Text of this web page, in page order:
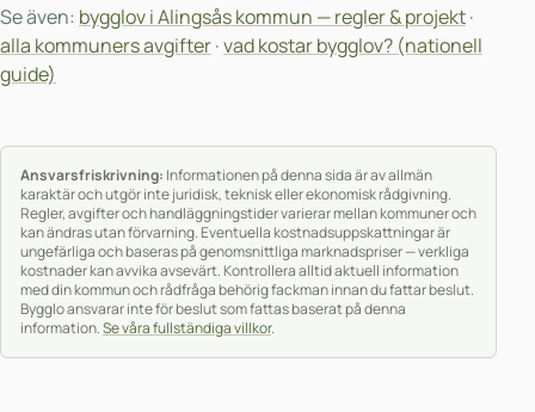
Se även: bygglov i Alingsås kommun — regler & projekt·
alla kommuners avgifter·vad kostar bygglov? (nationell
guide)
Ansvarsfriskrivning: Informationen på denna sida är av allmän
karaktär och utgör inte juridisk, teknisk eller ekonomisk rådgivning.
Regler, avgifter och handläggningstider varierar mellan kommuner och
kan ändras utan förvarning. Eventuella kostnadsuppskattningar är
ungefärliga och baseras på genomsnittliga marknadspriser — verkliga
kostnader kan avvika avsevärt. Kontrollera alltid aktuell information
med din kommun och rådfråga behörig fackman innan du fattar beslut.
Bygglo ansvarar inte för beslut som fattas baserat på denna
information.Se våra fullständiga villkor.